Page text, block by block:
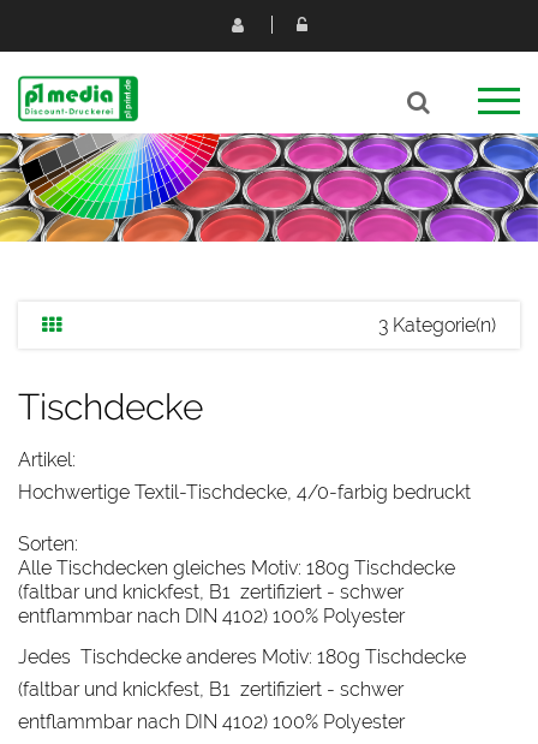
3 Kategorie(n)
Tischdecke
Artikel:
Hochwertige Textil-Tischdecke, 4/0-farbig bedruckt
Sorten:
Alle Tischdecken gleiches Motiv: 180g Tischdecke
(faltbar und knickfest, B1 zertifiziert - schwer
entflammbar nach DIN 4102) 100% Polyester
Jedes Tischdecke anderes Motiv: 180g Tischdecke
(faltbar und knickfest, B1 zertifiziert - schwer
entflammbar nach DIN 4102) 100% Polyester